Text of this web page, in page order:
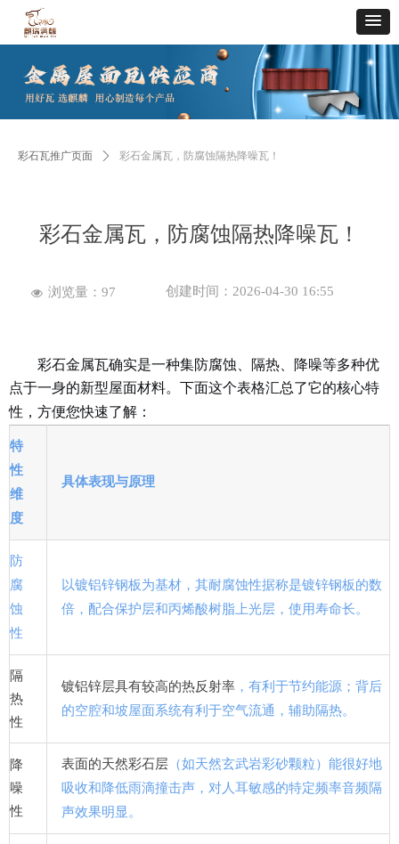
彩石金属瓦，防腐蚀隔热降噪瓦！
彩石金属瓦确实是一种集防腐蚀、隔热、降噪等多种优
点于一身的新型屋面材料。下面这个表格汇总了它的核心特
性，方便您快速了解：
特
性
维
度
具体表现与原理
防
腐
蚀
性
以镀铝锌钢板为基材 ，其耐腐蚀性据称是镀锌钢板的数
倍 ，配合保护层和丙烯酸树脂上光层 ，使用寿命长。
隔
热
性
镀铝锌层具有较高的热反射率 ，有利于节约能源；背后
的空腔和坡屋面系统有利于空气流通，辅助隔热。
降
噪
性
表面的天然彩石层 （如天然玄武岩彩砂颗粒）能很好地
吸收和降低雨滴撞击声 ，对人耳敏感的特定频率音频隔
声效果明显。
创建时间： 2026-04-30 16:55
넶 浏览量： 97
彩石瓦推广页面 ꄲ 彩石金属瓦，防腐蚀隔热降噪瓦！